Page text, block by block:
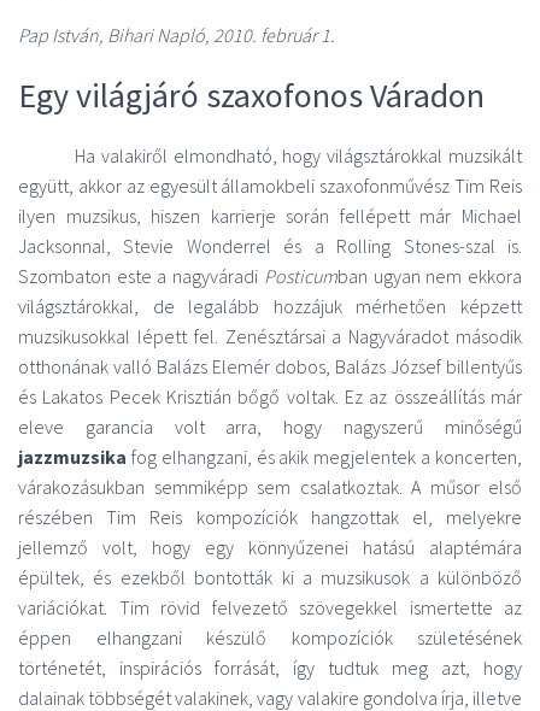
Pap István, Bihari Napló, 2010. február 1.
Egy világjáró szaxofonos Váradon
Ha valakiről elmondható, hogy világsztárokkal muzsikált
együtt, akkor az egyesült államokbeli szaxofonművész Tim Reis
ilyen muzsikus, hiszen karrierje során fellépett már Michael
Jacksonnal, Stevie Wonderrel és a Rolling Stones-szal is.
Szombaton este a nagyváradi Posticumban ugyan nem ekkora
világsztárokkal, de legalább hozzájuk mérhetően képzett
muzsikusokkal lépett fel. Zenésztársai a Nagyváradot második
otthonának valló Balázs Elemér dobos, Balázs József billentyűs
és Lakatos Pecek Krisztián bőgő voltak. Ez az összeállítás már
eleve garancia volt arra, hogy nagyszerű minőségű
jazzmuzsika fog elhangzani, és akik megjelentek a koncerten,
várakozásukban semmiképp sem csalatkoztak. A műsor első
részében Tim Reis kompozíciók hangzottak el, melyekre
jellemző volt, hogy egy könnyűzenei hatású alaptémára
épültek, és ezekből bontották ki a muzsikusok a különböző
variációkat. Tim rövid felvezető szövegekkel ismertette az
éppen elhangzani készülő kompozíciók születésének
történetét, inspirációs forrását, így tudtuk meg azt, hogy
dalainak többségét valakinek, vagy valakire gondolva írja, illetve